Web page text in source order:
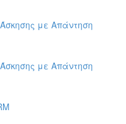
με Απάντηση
με Απάντηση